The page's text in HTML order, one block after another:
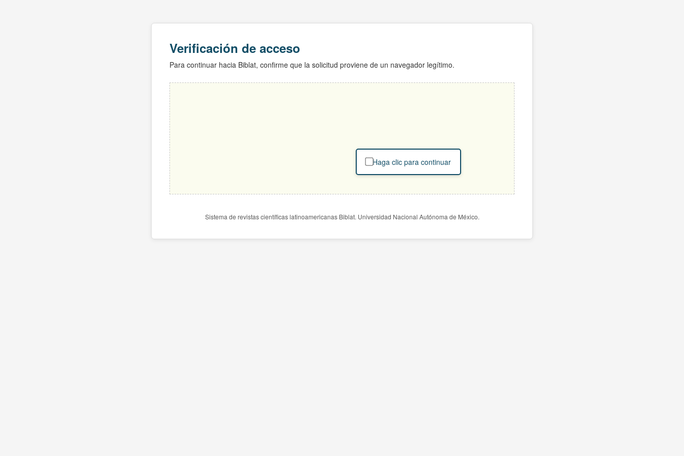
Verificación de acceso
Para continuar hacia Biblat, confirme que la solicitud proviene de un navegador legítimo.
Haga clic para continuar
Sistema de revistas científicas latinoamericanas Biblat. Universidad Nacional Autónoma de México.